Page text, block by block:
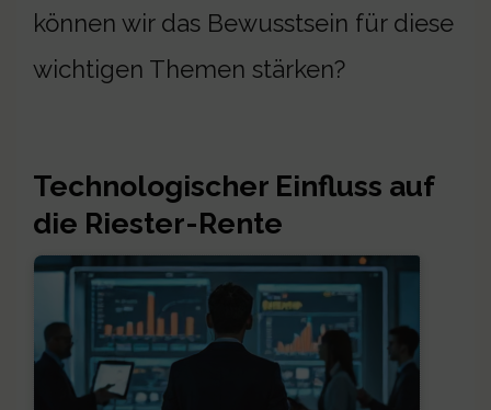
können wir das Bewusstsein für diese
wichtigen Themen stärken?
Technologischer Einfluss auf
die Riester-Rente